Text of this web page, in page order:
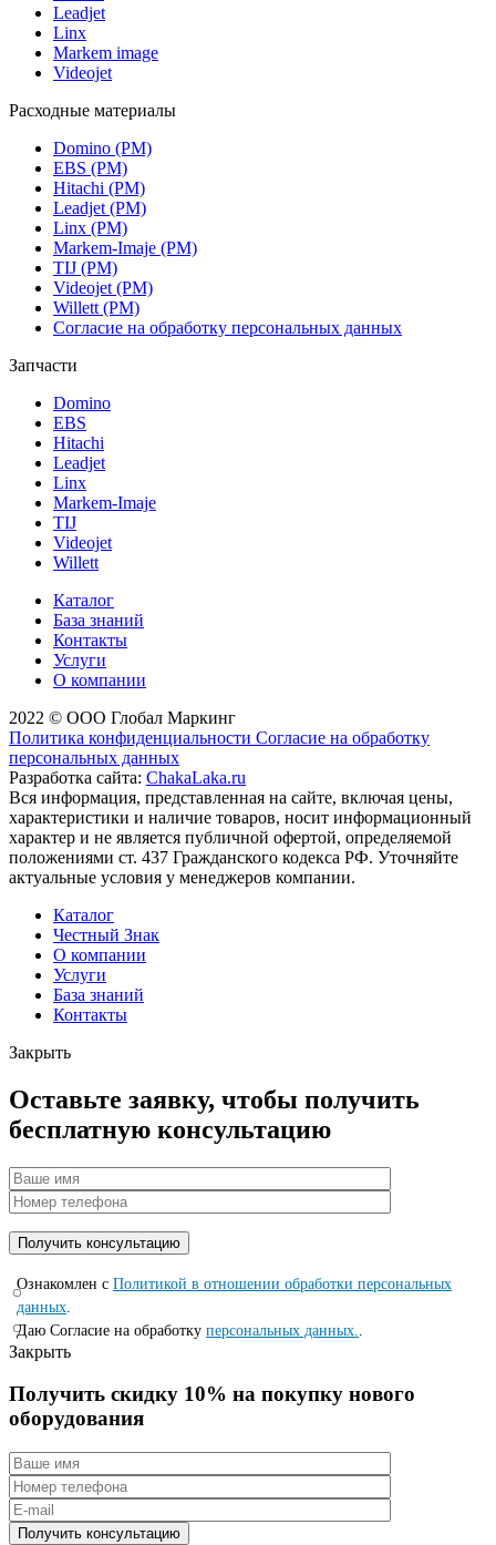
Leadjet
Linx
Markem image
Videojet
Расходные материалы
Domino (РМ)
EBS (РМ)
Hitachi (РМ)
Leadjet (РМ)
Linx (РМ)
Markem-Imaje (РМ)
TIJ (РМ)
Videojet (РМ)
Willett (РМ)
Согласие на обработку персональных данных
Запчасти
Domino
EBS
Hitachi
Leadjet
Linx
Markem-Imaje
TIJ
Videojet
Willett
Каталог
База знаний
Контакты
Услуги
О компании
2022 © ООО Глобал Маркинг
Политика конфиденциальности Согласие на обработку
персональных данных
Разработка сайта: ChakaLaka.ru
Вся информация, представленная на сайте, включая цены,
характеристики и наличие товаров, носит информационный
характер и не является публичной офертой, определяемой
положениями ст. 437 Гражданского кодекса РФ. Уточняйте
актуальные условия у менеджеров компании.
Каталог
Честный Знак
О компании
Услуги
База знаний
Контакты
Закрыть
Оставьте заявку, чтобы получить
бесплатную консультацию
Ознакомлен с Политикой в отношении обработки персональных
данных
Даю Согласие на обработку персональных данных.
Закрыть
Получить скидку 10% на покупку нового
оборудования